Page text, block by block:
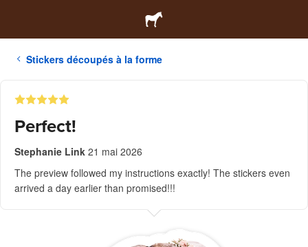
Stickers découpés à la forme
Perfect!
Stephanie Link 21 mai 2026
The preview followed my instructions exactly! The stickers even
arrived a day earlier than promised!!!